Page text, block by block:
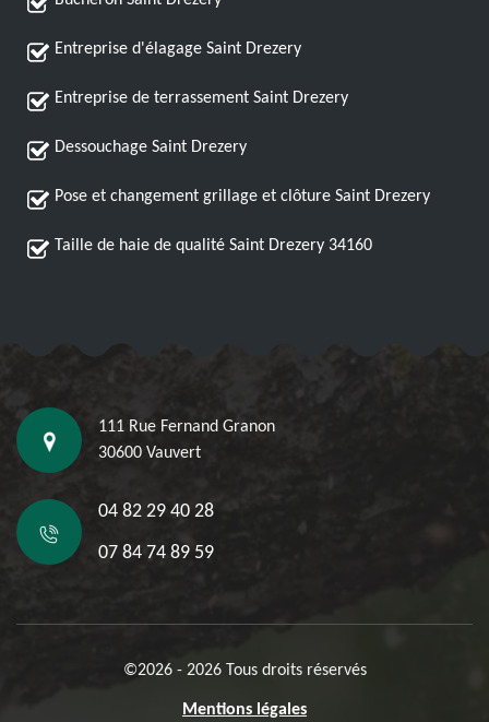
Entreprise d'élagage Saint Drezery
Entreprise de terrassement Saint Drezery
Dessouchage Saint Drezery
Pose et changement grillage et clôture Saint Drezery
Taille de haie de qualité Saint Drezery 34160
111 Rue Fernand Granon
30600 Vauvert
04 82 29 40 28
07 84 74 89 59
©2026 - 2026 Tous droits réservés
Mentions légales